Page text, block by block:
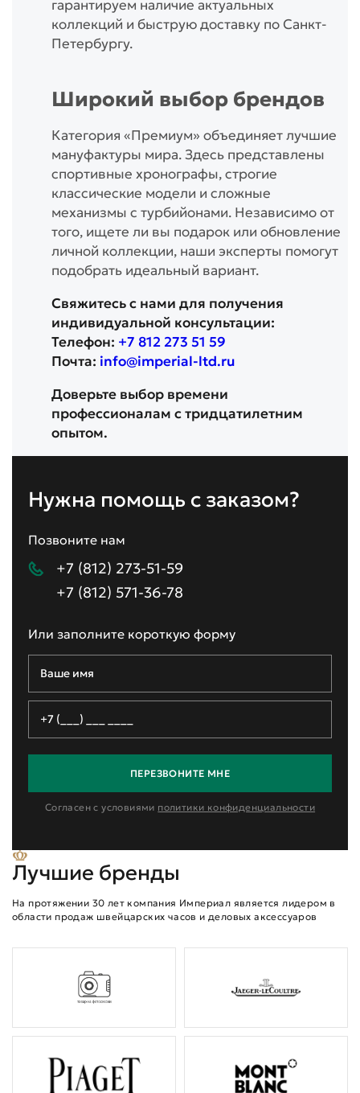
гарантируем наличие актуальных
коллекций и быструю доставку по Санкт-
Петербургу.
Широкий выбор брендов
Категория «Премиум» объединяет лучшие
мануфактуры мира. Здесь представлены
спортивные хронографы, строгие
классические модели и сложные
механизмы с турбийонами. Независимо от
того, ищете ли вы подарок или обновление
личной коллекции, наши эксперты помогут
подобрать идеальный вариант.
Свяжитесь с нами для получения
индивидуальной консультации:
Телефон: +7 812 273 51 59
Почта: info@imperial-ltd.ru
Доверьте выбор времени
профессионалам с тридцатилетним
опытом.
Нужна помощь с заказом?
Позвоните нам
+7 (812) 273-51-59
+7 (812) 571-36-78
Или заполните короткую форму
ПЕРЕЗВОНИТЕ МНЕ
Согласен с условиями политики конфиденциальности
Лучшие бренды
На протяжении 30 лет компания Империал является лидером в
области продаж швейцарских часов и деловых аксессуаров